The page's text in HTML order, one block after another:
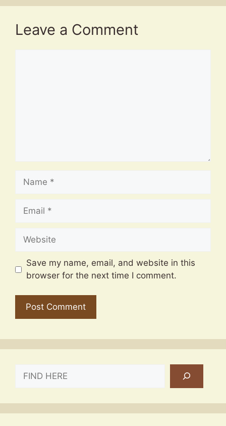
Leave a Comment
Name
Email
Website
Save my name, email, and website in this
browser for the next time I comment.